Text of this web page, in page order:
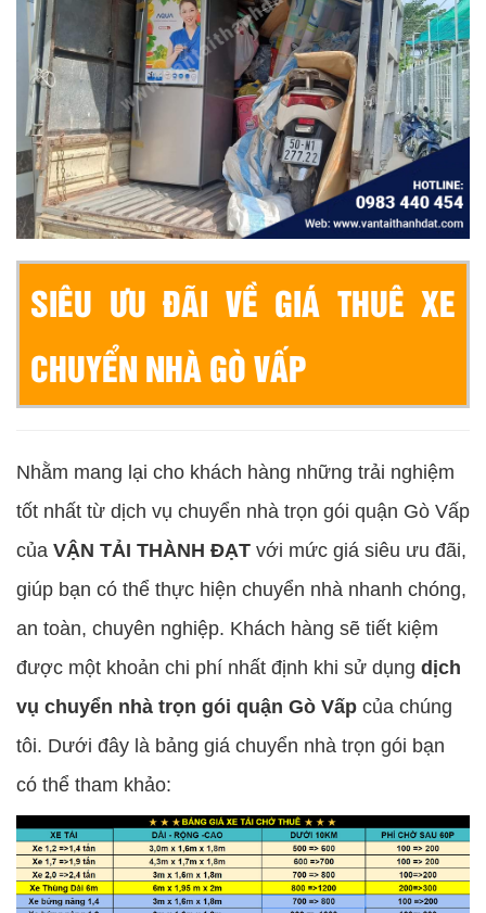
SIÊU ƯU ĐÃI VỀ GIÁ THUÊ XE
CHUYỂN NHÀ GÒ VẤP
Nhằm mang lại cho khách hàng những trải nghiệm
tốt nhất từ dịch vụ chuyển nhà trọn gói quận Gò Vấp
của VẬN TẢI THÀNH ĐẠT với mức giá siêu ưu đãi,
giúp bạn có thể thực hiện chuyển nhà nhanh chóng,
an toàn, chuyên nghiệp. Khách hàng sẽ tiết kiệm
được một khoản chi phí nhất định khi sử dụng dịch
vụ chuyển nhà trọn gói quận Gò Vấp của chúng
tôi. Dưới đây là bảng giá chuyển nhà trọn gói bạn
có thể tham khảo: